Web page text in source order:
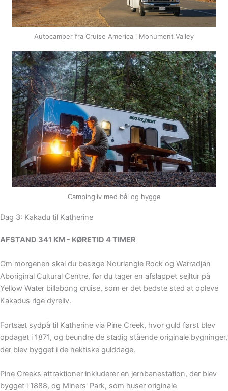
Autocamper fra Cruise America i Monument Valley
Campingliv med bål og hygge
Dag 3: Kakadu til Katherine
AFSTAND 341 KM - KØRETID 4 TIMER
Om morgenen skal du besøge Nourlangie Rock og Warradjan
Aboriginal Cultural Centre, før du tager en afslappet sejltur på
Yellow Water billabong cruise, som er det bedste sted at opleve
Kakadus rige dyreliv.
Fortsæt sydpå til Katherine via Pine Creek, hvor guld først blev
opdaget i 1871, og beundre de stadig stående originale bygninger,
der blev bygget i de hektiske gulddage.
Pine Creeks attraktioner inkluderer en jernbanestation, der blev
bygget i 1888, og Miners' Park, som huser originale